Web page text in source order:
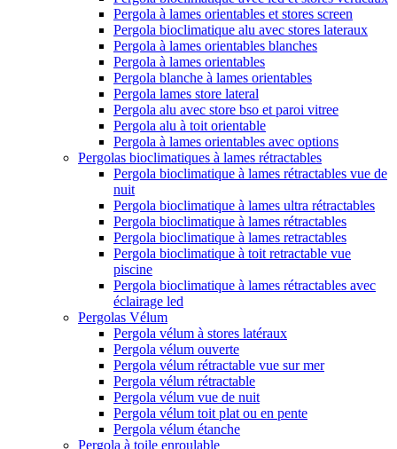
Pergola à lames orientables et stores screen
Pergola bioclimatique alu avec stores lateraux
Pergola à lames orientables blanches
Pergola à lames orientables
Pergola blanche à lames orientables
Pergola lames store lateral
Pergola alu avec store bso et paroi vitree
Pergola alu à toit orientable
Pergola à lames orientables avec options
Pergolas bioclimatiques à lames rétractables
Pergola bioclimatique à lames rétractables vue de
nuit
Pergola bioclimatique à lames ultra rétractables
Pergola bioclimatique à lames rétractables
Pergola bioclimatique à lames retractables
Pergola bioclimatique à toit retractable vue
piscine
Pergola bioclimatique à lames rétractables avec
éclairage led
Pergolas Vélum
Pergola vélum à stores latéraux
Pergola vélum ouverte
Pergola vélum rétractable vue sur mer
Pergola vélum rétractable
Pergola vélum vue de nuit
Pergola vélum toit plat ou en pente
Pergola vélum étanche
Pergola à toile enroulable